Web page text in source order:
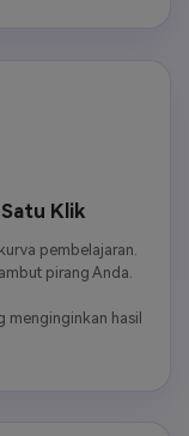
Klik
pembelajaran.
pirang Anda.
menginginkan hasil